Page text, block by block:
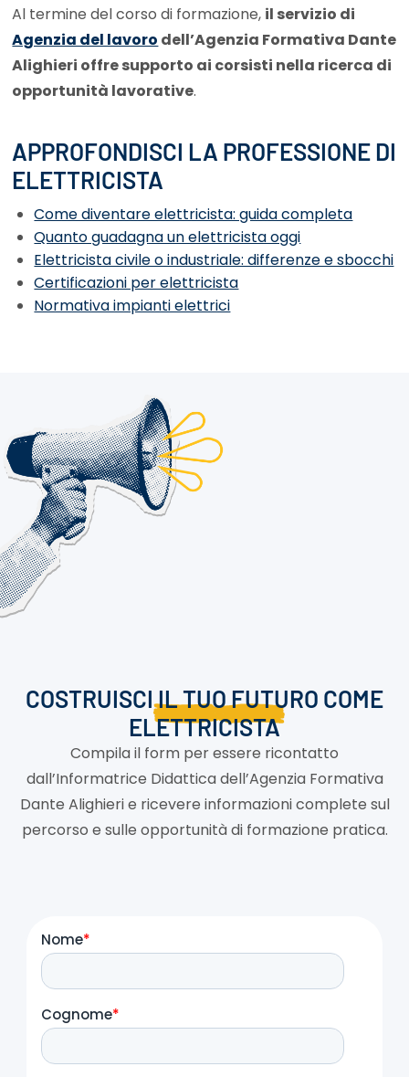
Al termine del corso di formazione, il servizio di
Agenzia del lavoro dell’Agenzia Formativa Dante
Alighieri offre supporto ai corsisti nella ricerca di
opportunità lavorative.
APPROFONDISCI LA PROFESSIONE DI
ELETTRICISTA
Come diventare elettricista: guida completa
Quanto guadagna un elettricista oggi
Elettricista civile o industriale: differenze e sbocchi
Certificazioni per elettricista
Normativa impianti elettrici
COSTRUISCIIL TUO FUTURO COME
ELETTRICISTA
Compila il form per essere ricontatto
dall’Informatrice Didattica dell’Agenzia Formativa
Dante Alighieri e ricevere informazioni complete sul
percorso e sulle opportunità di formazione pratica.